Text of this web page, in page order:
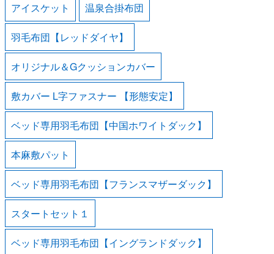
アイスケット 温泉合掛布団
羽毛布団【レッドダイヤ】
オリジナル＆Gクッションカバー
敷カバー L字ファスナー 【形態安定】
ベッド専用羽毛布団【中国ホワイトダック】
本麻敷パット
ベッド専用羽毛布団【フランスマザーダック】
スタートセット１
ベッド専用羽毛布団【イングランドダック】